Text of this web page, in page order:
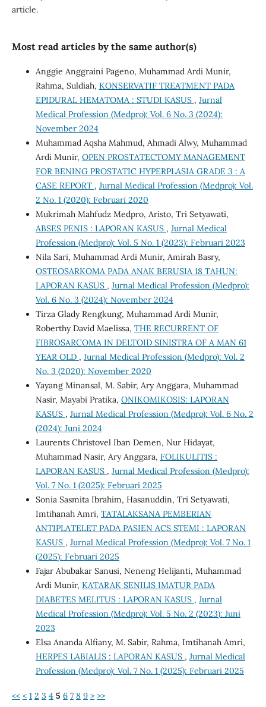
article.
Most read articles by the same author(s)
Anggie Anggraini Pageno, Muhammad Ardi Munir,
Rahma, Suldiah, KONSERVATIF TREATMENT PADA
EPIDURAL HEMATOMA : STUDI KASUS , Jurnal
Medical Profession (Medpro): Vol. 6 No. 3 (2024):
November 2024
Muhammad Aqsha Mahmud, Ahmadi Alwy, Muhammad
Ardi Munir, OPEN PROSTATECTOMY MANAGEMENT
FOR BENING PROSTATIC HYPERPLASIA GRADE 3 : A
CASE REPORT , Jurnal Medical Profession (Medpro): Vol.
2 No. 1 (2020): Februari 2020
Mukrimah Mahfudz Medpro, Aristo, Tri Setyawati,
ABSES PENIS : LAPORAN KASUS , Jurnal Medical
Profession (Medpro): Vol. 5 No. 1 (2023): Februari 2023
Nila Sari, Muhammad Ardi Munir, Amirah Basry,
OSTEOSARKOMA PADA ANAK BERUSIA 18 TAHUN:
LAPORAN KASUS , Jurnal Medical Profession (Medpro):
Vol. 6 No. 3 (2024): November 2024
Tirza Glady Rengkung, Muhammad Ardi Munir,
Roberthy David Maelissa, THE RECURRENT OF
FIBROSARCOMA IN DELTOID SINISTRA OF A MAN 61
YEAR OLD , Jurnal Medical Profession (Medpro): Vol. 2
No. 3 (2020): November 2020
Yayang Minansal, M. Sabir, Ary Anggara, Muhammad
Nasir, Mayabi Pratika, ONIKOMIKOSIS: LAPORAN
KASUS , Jurnal Medical Profession (Medpro): Vol. 6 No. 2
(2024): Juni 2024
Laurents Christovel Iban Demen, Nur Hidayat,
Muhammad Nasir, Ary Anggara, FOLIKULITIS :
LAPORAN KASUS , Jurnal Medical Profession (Medpro):
Vol. 7 No. 1 (2025): Februari 2025
Sonia Sasmita Ibrahim, Hasanuddin, Tri Setyawati,
Imtihanah Amri, TATALAKSANA PEMBERIAN
ANTIPLATELET PADA PASIEN ACS STEMI : LAPORAN
KASUS , Jurnal Medical Profession (Medpro): Vol. 7 No. 1
(2025): Februari 2025
Fajar Abubakar Sanusi, Neneng Helijanti, Muhammad
Ardi Munir, KATARAK SENILIS IMATUR PADA
DIABETES MELITUS : LAPORAN KASUS , Jurnal
Medical Profession (Medpro): Vol. 5 No. 2 (2023): Juni
2023
Elsa Ananda Alfiany, M. Sabir, Rahma, Imtihanah Amri,
HERPES LABIALIS : LAPORAN KASUS , Jurnal Medical
Profession (Medpro): Vol. 7 No. 1 (2025): Februari 2025
<< < 1 2 3 4 5 6 7 8 9 > >>